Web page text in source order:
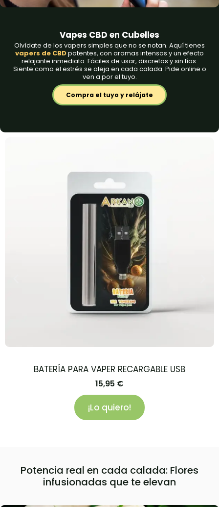
Vapes CBD en Cubelles
Olvídate de los vapers simples que no se notan. Aquí tienes
vapers de CBDpotentes, con aromas intensos y un efecto
relajante inmediato. Fáciles de usar, discretos y sin líos.
Siente como el estrés se aleja en cada calada. Pide online o
ven a por el tuyo.
Compra el tuyo y relájate
BATERÍA PARA VAPER RECARGABLE USB
15,95 €
¡Lo quiero!
Potencia real en cada calada: Flores
infusionadas que te elevan